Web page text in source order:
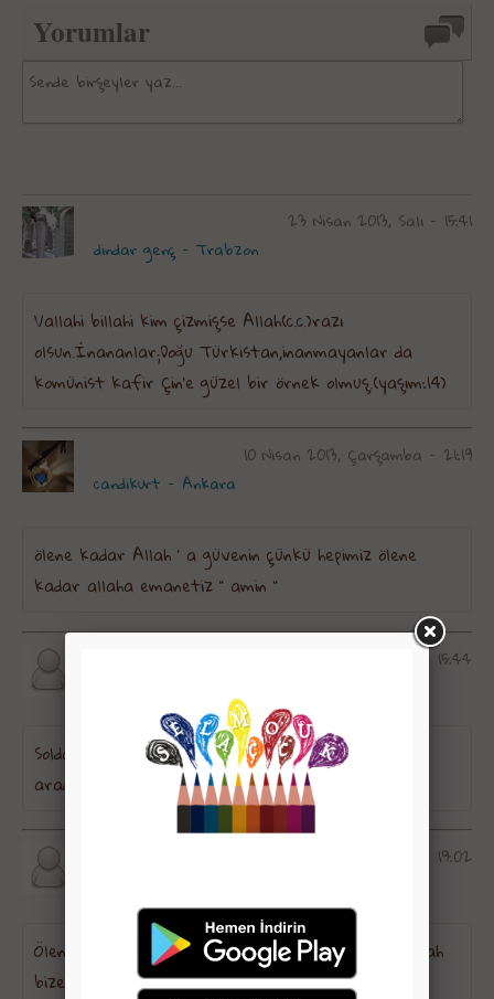
Yorumlar
23 Nisan 2013, Salı - 15:41
dindar genç - Trabzon
Vallahi billahi kim çizmişse Allah(c.c.)razı
olsun.İnananlar;Doğu Türkistan,inanmayanlar da
komünist kafir Çin'e güzel bir örnek olmuş.(yaşım:14)
10 Nisan 2013, Çarşamba - 21:19
candikurt - Ankara
ölene kadar Allah ' a güvenin çünkü hepimiz ölene
kadar allaha emanetiz '' amin ''
29 Mart 2013, Cuma - 15:44
Soldaki resim hangi İslam ülkesinin dünyası? Ben
aradım yok öyle bişey...
21 Ağustos 2011, Pazar - 19:02
Ölene kadar AllaH\'a secde etmek nasip olur inşallah
bize.. :cheer: :silly: ;)